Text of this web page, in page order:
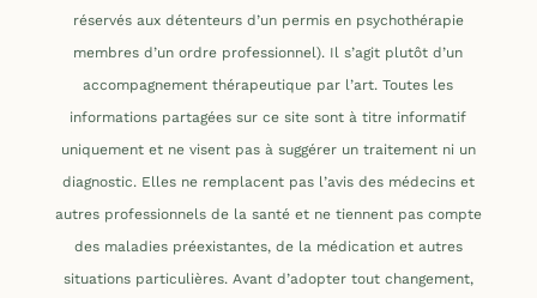
réservés aux détenteurs d’un permis en psychothérapie
membres d’un ordre professionnel). Il s’agit plutôt d’un
accompagnement thérapeutique par l’art. Toutes les
informations partagées sur ce site sont à titre informatif
uniquement et ne visent pas à suggérer un traitement ni un
diagnostic. Elles ne remplacent pas l’avis des médecins et
autres professionnels de la santé et ne tiennent pas compte
des maladies préexistantes, de la médication et autres
situations particulières. Avant d’adopter tout changement,